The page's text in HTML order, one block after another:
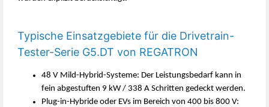
Typische Einsatzgebiete für die Drivetrain-
Tester-Serie G5.DT von REGATRON
48 V Mild-Hybrid-Systeme: Der Leistungsbedarf kann in
fein abgestuften 9 kW / 338 A Schritten gedeckt werden.
Plug-in-Hybride oder EVs im Bereich von 400 bis 800 V: